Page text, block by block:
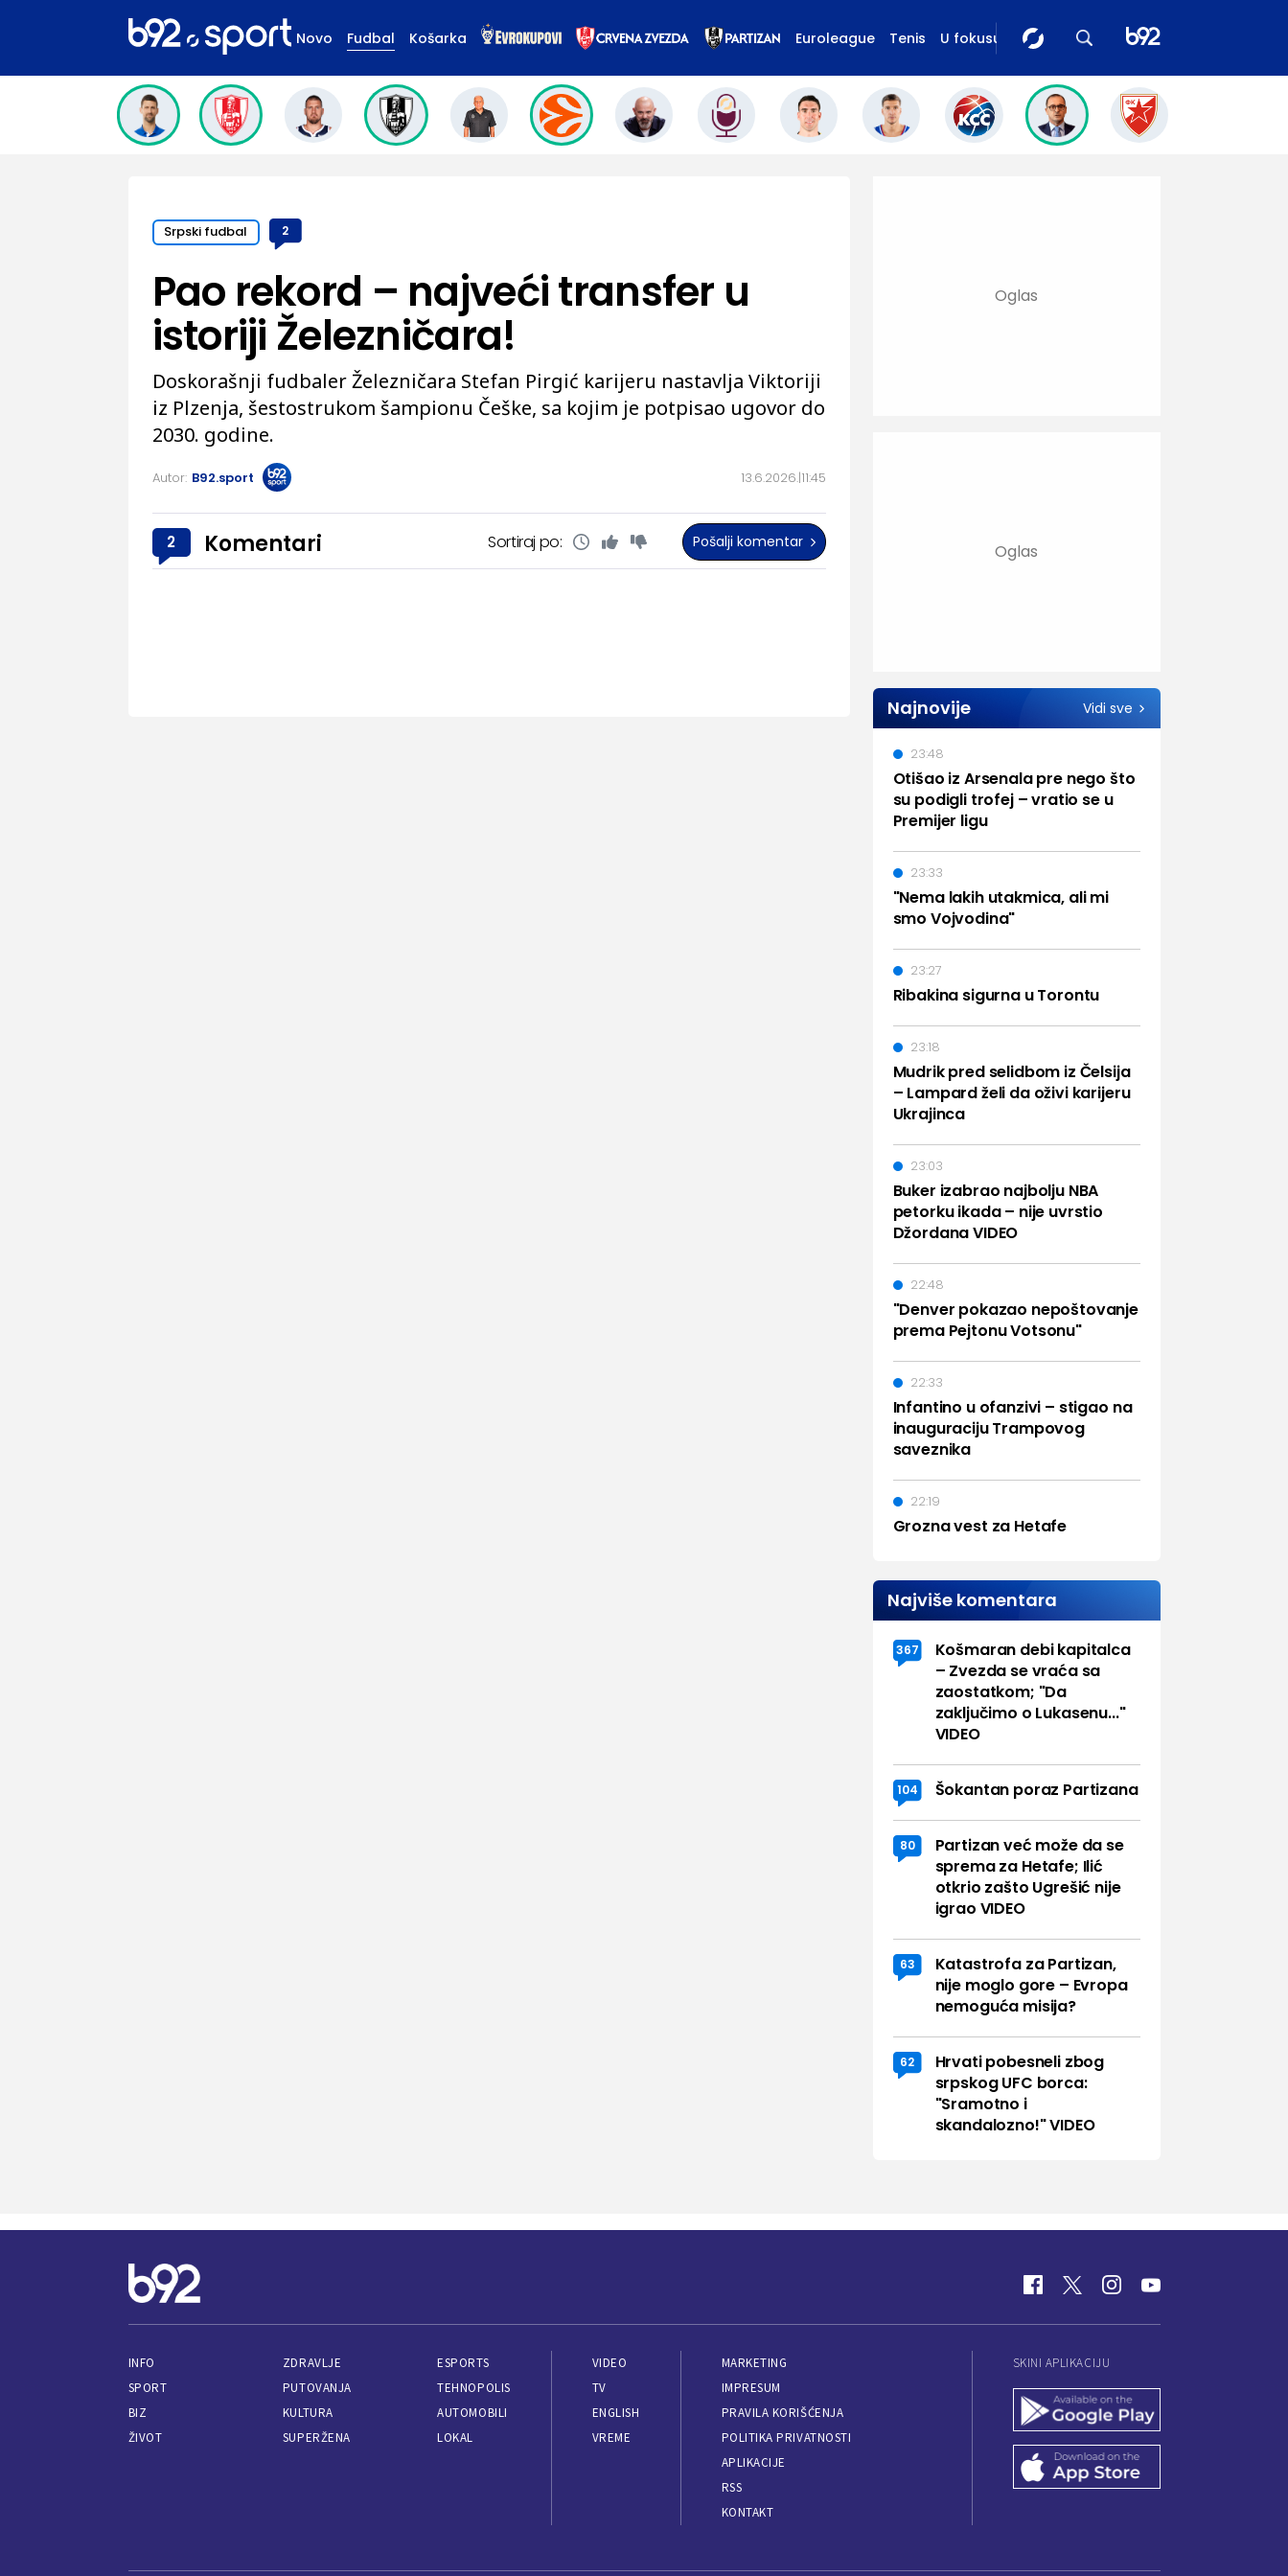
Novo Fudbal Košarka Euroleague Tenis U fokusu
Srpski fudbal 2
13.6.2026. 11:45
Pao rekord – najveći transfer u
istoriji Železničara!
Doskorašnji fudbaler Železničara Stefan Pirgić karijeru nastavlja Viktoriji
iz Plzenja, šestostrukom šampionu Češke, sa kojim je potpisao ugovor do
2030. godine.
Autor: B92.sport
2 Komentari Sortiraj po: Pošalji komentar
Najnovije Vidi sve
Otišao iz Arsenala pre nego što
su podigli trofej – vratio se u
Premijer ligu
23:48
"Nema lakih utakmica, ali mi
smo Vojvodina"
23:33
Ribakina sigurna u Torontu
23:27
Mudrik pred selidbom iz Čelsija
– Lampard želi da oživi karijeru
Ukrajinca
23:18
Buker izabrao najbolju NBA
petorku ikada – nije uvrstio
Džordana VIDEO
23:03
"Denver pokazao nepoštovanje
prema Pejtonu Votsonu"
22:48
Infantino u ofanzivi – stigao na
inauguraciju Trampovog
saveznika
22:33
Grozna vest za Hetafe
22:19
Najviše komentara
367
Košmaran debi kapitalca
– Zvezda se vraća sa
zaostatkom; "Da
zaključimo o Lukasenu..."
VIDEO
104 Šokantan poraz Partizana
80
Partizan već može da se
sprema za Hetafe; Ilić
otkrio zašto Ugrešić nije
igrao VIDEO
63
Katastrofa za Partizan,
nije moglo gore – Evropa
nemoguća misija?
62
Hrvati pobesneli zbog
srpskog UFC borca:
"Sramotno i
skandalozno!" VIDEO
INFO
SPORT
BIZ
ŽIVOT
ZDRAVLJE
PUTOVANJA
KULTURA
SUPERŽENA
ESPORTS
TEHNOPOLIS
AUTOMOBILI
LOKAL
VIDEO
TV
ENGLISH
VREME
MARKETING
IMPRESUM
PRAVILA KORIŠĆENJA
POLITIKA PRIVATNOSTI
APLIKACIJE
RSS
KONTAKT
SKINI APLIKACIJU